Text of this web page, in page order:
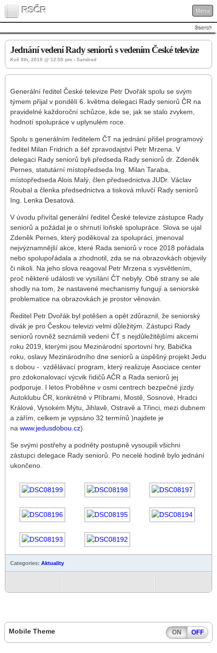
RSČR Menu
Search
Jednání vedení Rady seniorů s vedením České televize
Kvě 8th, 2019 @ 12:55 pm › Sandrad
Generální ředitel České televize Petr Dvořák spolu se svým
týmem přijal v pondělí 6. květma delegaci Rady seniorů ČR na
pravidelné každoroční schůzce, kde se, jak se stalo zvykem,
hodnotí spolupráce v uplynulém roce.
Spolu s generálním ředitelem ČT na jednání přišel programový
ředitel Milan Fridrich a šéf zpravodajství Petr Mrzena. V
delegaci Rady seniorů byli předseda Rady seniorů dr. Zdeněk
Pernes, statutární místopředseda Ing. Milan Taraba,
místopředseda Alois Malý, člen předsednictva JUDr. Václav
Roubal a členka předsednictva a tisková mluvčí Rady seniorů
Ing. Lenka Desatová.
V úvodu přivítal generální ředitel České televize zástupce Rady
seniorů a požádal je o shrnutí loňské spolupráce. Slova se ujal
Zdeněk Pernes, který poděkoval za spolupráci, jmenoval
nejvýznamnější akce, které Rada seniorů v roce 2018 pořádala
nebo spolupořádala a zhodnotil, zda se na obrazovkách objevily
či nikoli. Na jeho slova reagoval Petr Mrzena s vysvětlením,
proč některé události ve vysílání ČT nebyly. Obě strany se ale
shodly na tom, že nastavené mechanismy fungují a seniorské
problematice na obrazovkách je prostor věnován.
Ředitel Petr Dvořák byl potěšen a opět zdůraznil, že seniorský
divák je pro Českou televizi velmi důležitým. Zástupci Rady
seniorů rovněž seznámili vedení ČT s nejdůležitějšími akcemi
roku 2019, kterými jsou Mezinárodní sportovní hry, Babička
roku, oslavy Mezinárodního dne seniorů a úspěšný projekt Jedu
s dobou - vzdělávací program, který realizuje Asociace center
pro zdokonalovací výcvik řidičů AČR a Rada seniorů jej
podporuje. I letos Proběhne v osmi centrech bezpečné jízdy
Autoklubu ČR, konkrétně v Příbrami, Mostě, Sosnové, Hradci
Králové, Vysokém Mýtu, Jihlavě, Ostravě a Třinci, mezi dubnem
a zářím, celkem je vypsáno 32 termínů )najdete je
na www.jedusdobou.cz).
Se svými postřehy a podněty postupně vysoupili všichni
zástupci delegace Rady seniorů. Po necelé hodině bylo jednání
ukončeno.
Categories: Aktuality
Mobile Theme ON OFF